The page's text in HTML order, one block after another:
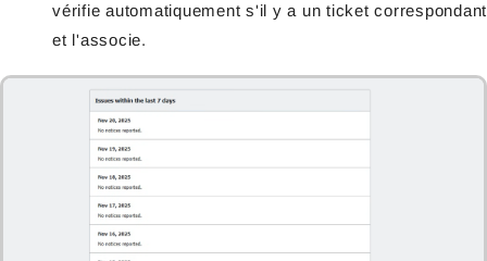
vérifie automatiquement s'il y a un ticket correspondant
et l'associe.